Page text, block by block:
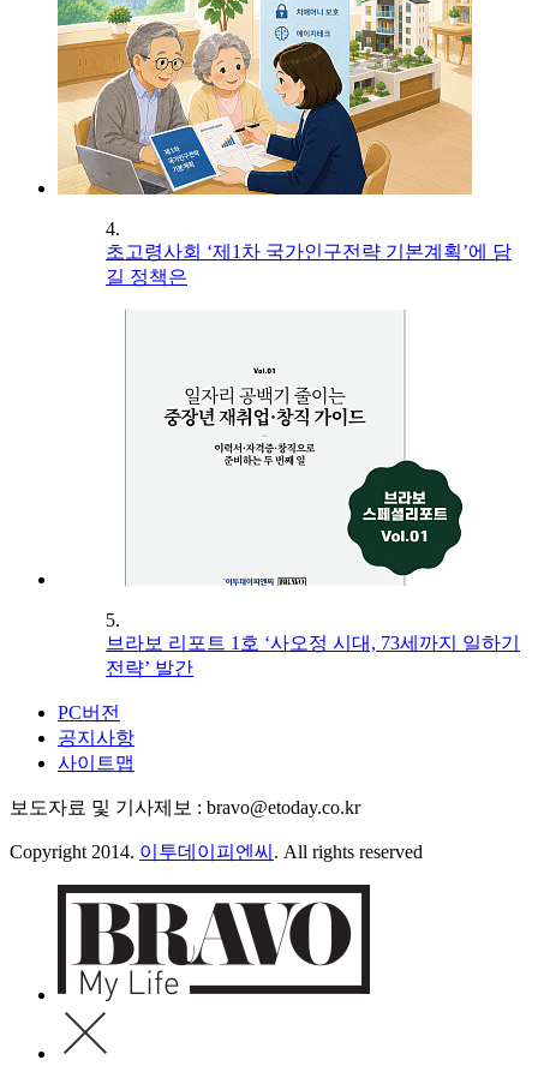
4.
초고령사회 ‘제1차 국가인구전략 기본계획’에 담
길 정책은
5.
브라보 리포트 1호 ‘사오정 시대, 73세까지 일하기
전략’ 발간
PC버전
공지사항
사이트맵
보도자료 및 기사제보 : bravo@etoday.co.kr
Copyright 2014. 이투데이피엔씨 . All rights reserved